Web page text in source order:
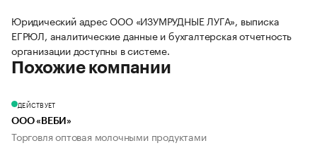
Юридический адрес ООО «ИЗУМРУДНЫЕ ЛУГА», выписка
ЕГРЮЛ, аналитические данные и бухгалтерская отчетность
организации доступны в системе.
Похожие компании
ДЕЙСТВУЕТ
ООО «ВЕБИ»
Торговля оптовая молочными продуктами